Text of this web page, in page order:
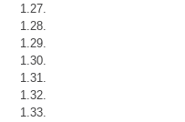
1.27.
1.28.
1.29.
1.30.
1.31.
1.32.
1.33.